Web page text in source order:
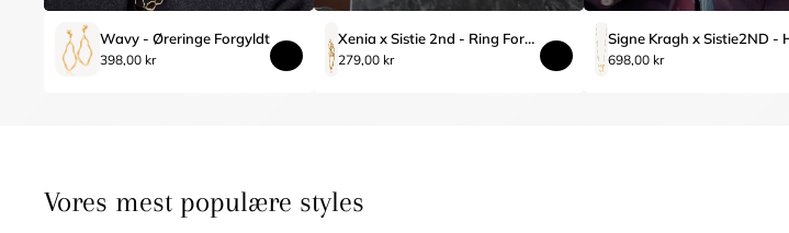
Wavy - Øreringe Forgyldt
398,00 kr
Xenia x Sistie 2nd - Ring Forgyldt
279,00 kr 698,00 kr
Vores mest populære styles